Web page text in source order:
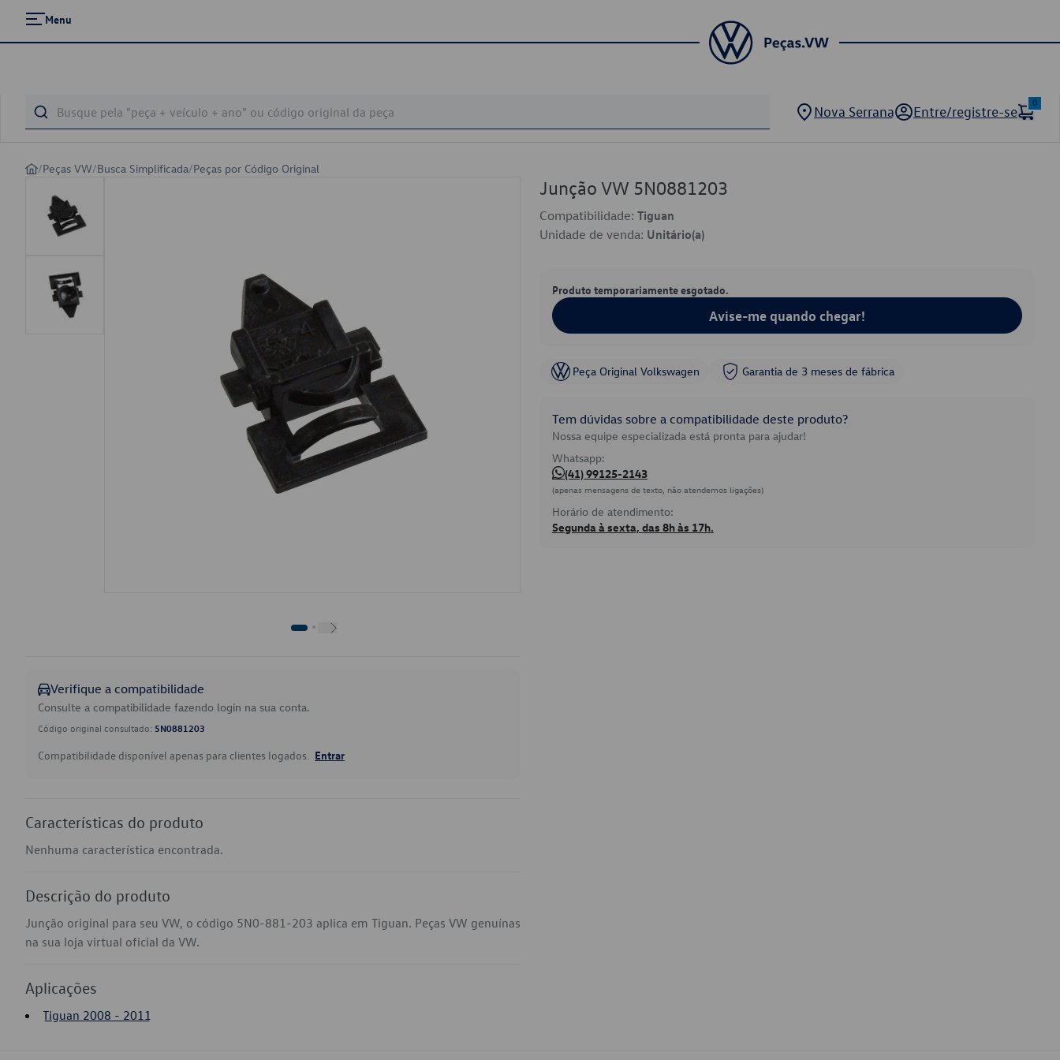
Menu
Nova Serrana Entre/registre-se
0
/Peças VW/Busca Simplificada/Peças por Código Original
Verifique a compatibilidade
Consulte a compatibilidade fazendo login na sua conta.
Código original consultado: 5N0881203
Compatibilidade disponível apenas para clientes logados. Entrar
Características do produto
Nenhuma característica encontrada.
Descrição do produto
Junção original para seu VW, o código 5N0-881-203 aplica em Tiguan. Peças VW genuínas
na sua loja virtual oficial da VW.
Aplicações
Tiguan 2008 - 2011
Junção VW 5N0881203
Compatibilidade: Tiguan
Unidade de venda: Unitário(a)
Produto temporariamente esgotado.
Avise-me quando chegar!
Peça Original Volkswagen Garantia de 3 meses de fábrica
Tem dúvidas sobre a compatibilidade deste produto?
Nossa equipe especializada está pronta para ajudar!
Whatsapp:
(41) 99125-2143
(apenas mensagens de texto, não atendemos ligações)
Horário de atendimento:
Segunda à sexta, das 8h às 17h.